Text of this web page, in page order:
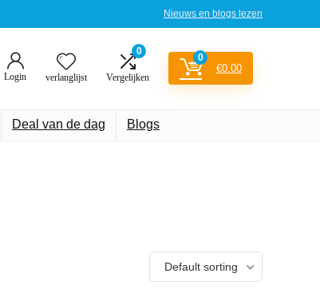
Nieuws en blogs lezen
Login verlanglijst
0
Vergelijken
0
€0.00
Deal van de dag Blogs
Default sorting